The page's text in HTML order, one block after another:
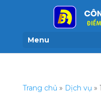
Menu
Trang chủ » Dịch vụ »